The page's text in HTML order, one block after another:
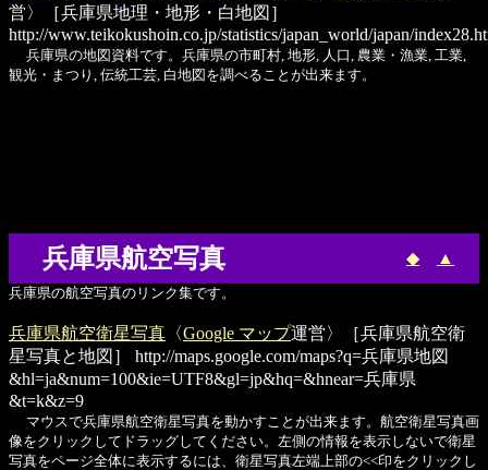
営〉［兵庫県地理・地形・白地図］
http://www.teikokushoin.co.jp/statistics/japan_world/japan/
兵庫県の地図資料です。兵庫県の市町村, 地形, 人口, 農業・漁業, 工業,
観光・まつり, 伝統工芸, 白地図を調べることが出来ます。
兵庫県航空写真 ◆ ▲
兵庫県の航空写真のリンク集です。
兵庫県航空衛星写真 〈Google マップ運営〉［兵庫県航空衛
星写真と地図］
http://maps.google.com/maps?q=兵庫県地図
&hl=ja&num=100&ie=UTF8&gl=jp&hq=&hnear=兵庫県
&t=k&z=9
マウスで兵庫県航空衛星写真を動かすことが出来ます。航空衛星写真画
像をクリックしてドラッグしてください。左側の情報を表示しないで衛星
写真をページ全体に表示するには、衛星写真左端上部の<<印をクリックし